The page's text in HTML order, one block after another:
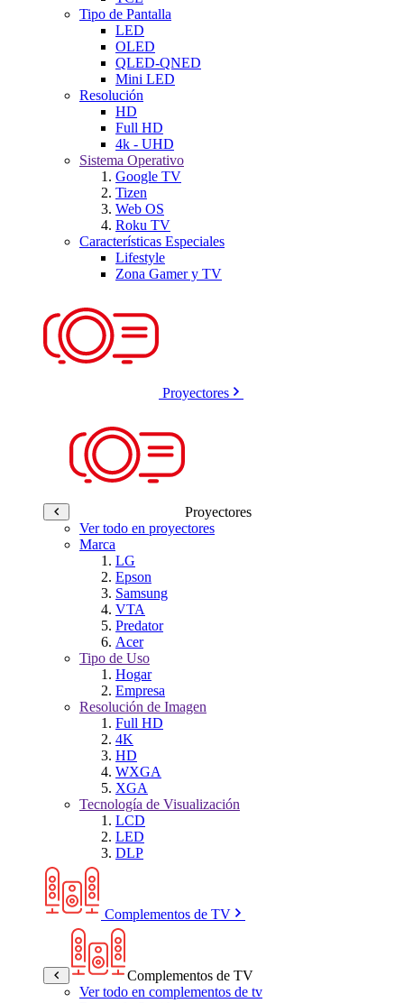
Tipo de Pantalla
LED
OLED
QLED-QNED
Mini LED
Resolución
HD
Full HD
4k - UHD
Sistema Operativo
Google TV
Tizen
Web OS
Roku TV
Características Especiales
Lifestyle
Zona Gamer y TV
Proyectores
Proyectores
Ver todo en proyectores
Marca
LG
Epson
Samsung
VTA
Predator
Acer
Tipo de Uso
Hogar
Empresa
Resolución de Imagen
Full HD
4K
HD
WXGA
XGA
Tecnología de Visualización
LCD
LED
DLP
Complementos de TV
Complementos de TV
Ver todo en complementos de tv